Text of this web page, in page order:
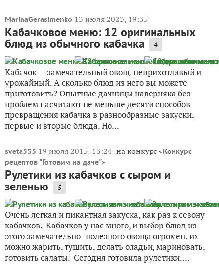
MarinaGerasimenko 13 июля 2023, 19:35
Кабачковое меню: 12 оригинальных
блюд из обычного кабачка 4
Кабачок — замечательный овощ, неприхотливый и
урожайный. А сколько блюд из него вы можете
приготовить? Опытные дачницы наверняка без
проблем насчитают не меньше десяти способов
превращения кабачка в разнообразные закуски,
первые и вторые блюда. Но...
sveta555 19 июля 2015, 13:24 на конкурс «Конкурс
рецептов "Готовим на даче"»
Рулетики из кабачков с сыром и
зеленью 5
Очень легкая и пикантная закуска, как раз к сезону
кабачков. Кабачков у нас много, и выбор блюд из
этого замечательно- полезного овоща огромен. их
можно жарить, тушить, делать оладьи, мариновать,
готовить салаты. Сегодня готовила рулетики....